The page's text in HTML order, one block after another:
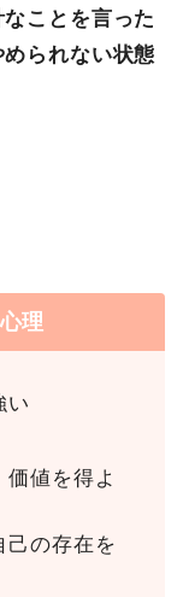
ことを言った
られない状態
理
い
値を得よ
己の存在を